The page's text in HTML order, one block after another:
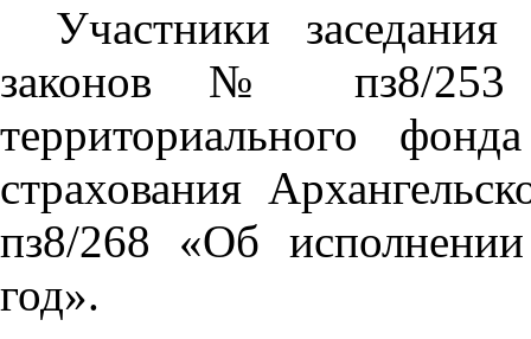
Участники
законов № пз8/253
территориального
страхования
пз8/268 «Об
год».